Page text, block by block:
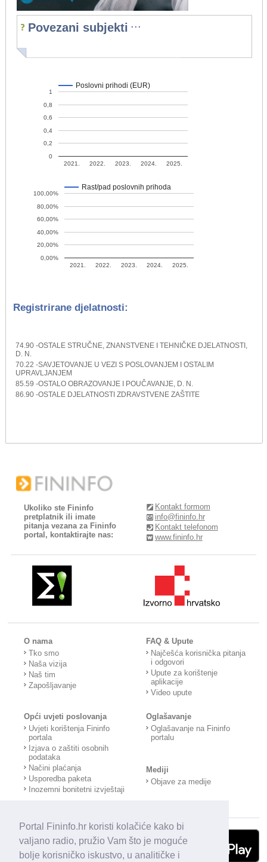
Portal Fininfo.hr koristi kolačiće kako bi
valjano radio, pružio Vam što je moguće
bolje korisničko iskustvo, u analitičke i
Povezani subjekti ...
Poslovni prihodi (EUR)
2021. 2022. 2023. 2024. 2025.
0
0,2
0,4
0,6
0,8
1
Rast/pad poslovnih prihoda
2021. 2022. 2023. 2024. 2025.
0,00%
20,00%
40,00%
60,00%
80,00%
100,00%
Registrirane djelatnosti:
74.90 -OSTALE STRUČNE, ZNANSTVENE I TEHNIČKE DJELATNOSTI,
D. N.
70.22 -SAVJETOVANJE U VEZI S POSLOVANJEM I OSTALIM
UPRAVLJANJEM
85.59 -OSTALO OBRAZOVANJE I POUČAVANJE, D. N.
86.90 -OSTALE DJELATNOSTI ZDRAVSTVENE ZAŠTITE
Ukoliko ste Fininfo
pretplatnik ili imate
pitanja vezana za Fininfo
portal, kontaktirajte nas:
Kontakt formom
info@fininfo.hr
Kontakt telefonom
www.fininfo.hr
O nama
Tko smo
Naša vizija
Naš tim
Zapošljavanje
FAQ & Upute
Najčešća korisnička pitanja
i odgovori
Upute za korištenje
aplikacije
Video upute
Opći uvjeti poslovanja
Uvjeti korištenja Fininfo
portala
Izjava o zaštiti osobnih
podataka
Načini plaćanja
Usporedba paketa
Inozemni bonitetni izvještaji
Oglašavanje
Oglašavanje na Fininfo
portalu
Mediji
Objave za medije